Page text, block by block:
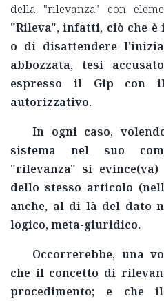
della "rilevanza" con
"Rileva", infatti, ciò che
o di disattendere
abbozzata, tesi
espresso il Gip con
autorizzativo.
In ogni caso,
sistema nel suo
"rilevanza" si
dello stesso articolo
anche, al di là del dato
logico, meta-giuridico.
Occorrerebbe, una
che il concetto di
procedimento; e che